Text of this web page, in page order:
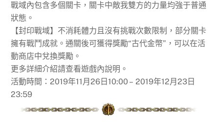
戰域內包含多個關卡，關卡中敵我雙方的力量均強于普通
狀態。
【封印戰域】不消耗體力且沒有挑戰次數限制，部分關卡
擁有戰鬥成就。通關後可獲得獎勵“古代金幣”，可以在活
動商店中兌換獎勵。
更多詳細介紹請查看遊戲內說明。
活動時間：2019年11月26日10:00 – 2019年12月23日
23:59